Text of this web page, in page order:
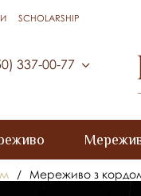
SCHOLARSHIP
337-00-77
/ Мереживо з